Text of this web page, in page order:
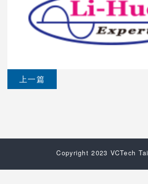
上一篇
Copyright 2023 VCTech